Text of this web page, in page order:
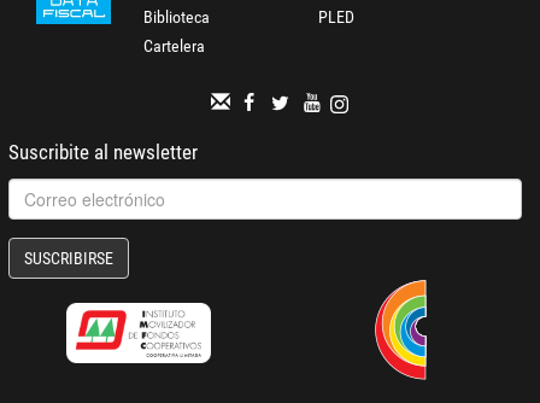
Biblioteca
Cartelera
PLED
Suscribite al newsletter
SUSCRIBIRSE